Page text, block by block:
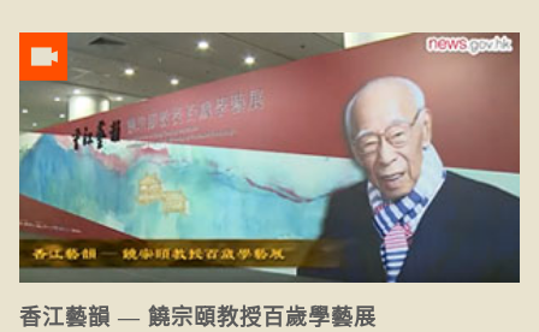
香江藝韻 — 饒宗頤教授百歲學藝展